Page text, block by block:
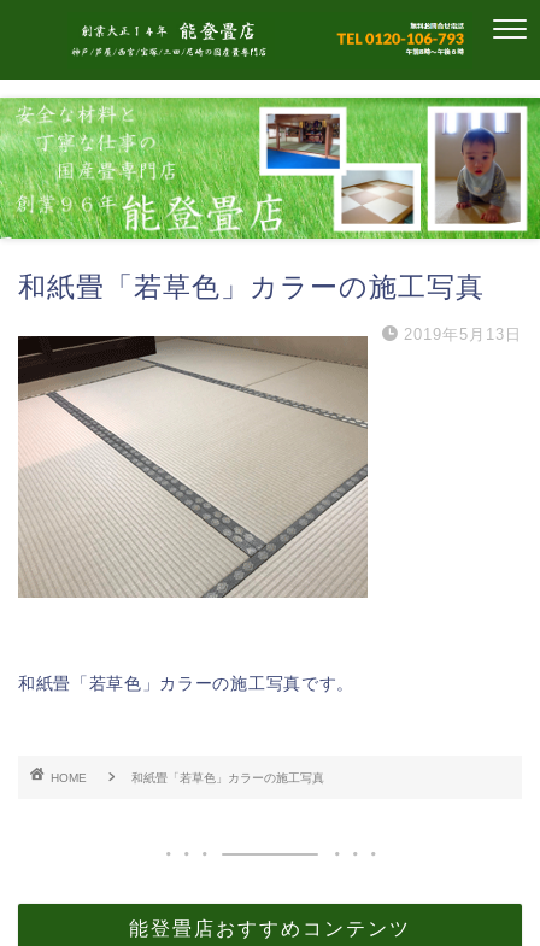
和紙畳「若草色」カラーの施工写真
2019年5月13日
和紙畳「若草色」カラーの施工写真です。
HOME 和紙畳「若草色」カラーの施工写真
能登畳店おすすめコンテンツ